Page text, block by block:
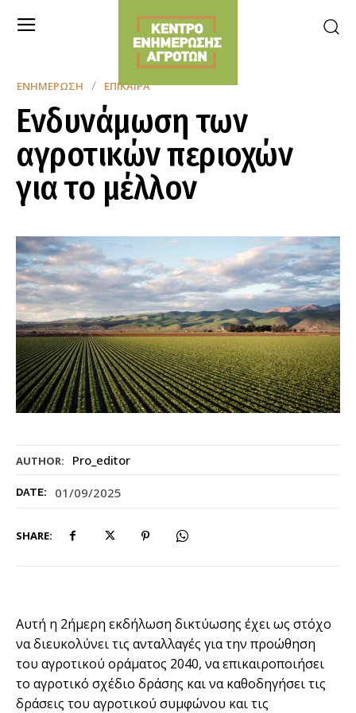
AUTHOR: Pro_editor
DATE: 01/09/2025
SHARE:
ΕΝΗΜΈΡΩΣΗ ΕΠΊΚΑΙΡΑ
Ενδυνάμωση των
αγροτικών περιοχών
για το μέλλον
Αυτή η 2ήμερη εκδήλωση δικτύωσης έχει ως στόχο
να διευκολύνει τις ανταλλαγές για την προώθηση
του αγροτικού οράματος 2040, να επικαιροποιήσει
το αγροτικό σχέδιο δράσης και να καθοδηγήσει τις
δράσεις του αγροτικού συμφώνου και τις